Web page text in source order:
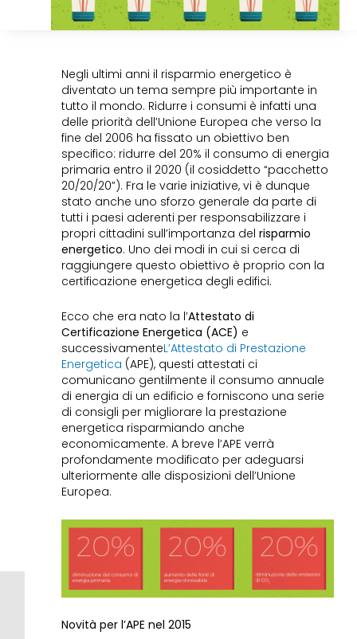
Negli ultimi anni il risparmio energetico è
diventato un tema sempre più importante in
tutto il mondo. Ridurre i consumi è infatti una
delle priorità dell’Unione Europea che verso la
fine del 2006 ha fissato un obiettivo ben
specifico: ridurre del 20% il consumo di energia
primaria entro il 2020 (il cosiddetto “pacchetto
20/20/20”). Fra le varie iniziative, vi è dunque
stato anche uno sforzo generale da parte di
tutti i paesi aderenti per responsabilizzare i
propri cittadini sull’importanza del risparmio
energetico. Uno dei modi in cui si cerca di
raggiungere questo obiettivo è proprio con la
certificazione energetica degli edifici.
Ecco che era nato la l’Attestato di
Certificazione Energetica (ACE) e
successivamenteL’Attestato di Prestazione
Energetica (APE), questi attestati ci
comunicano gentilmente il consumo annuale
di energia di un edificio e forniscono una serie
di consigli per migliorare la prestazione
energetica risparmiando anche
economicamente. A breve l’APE verrà
profondamente modificato per adeguarsi
ulteriormente alle disposizioni dell’Unione
Europea.
Novità per l’APE nel 2015